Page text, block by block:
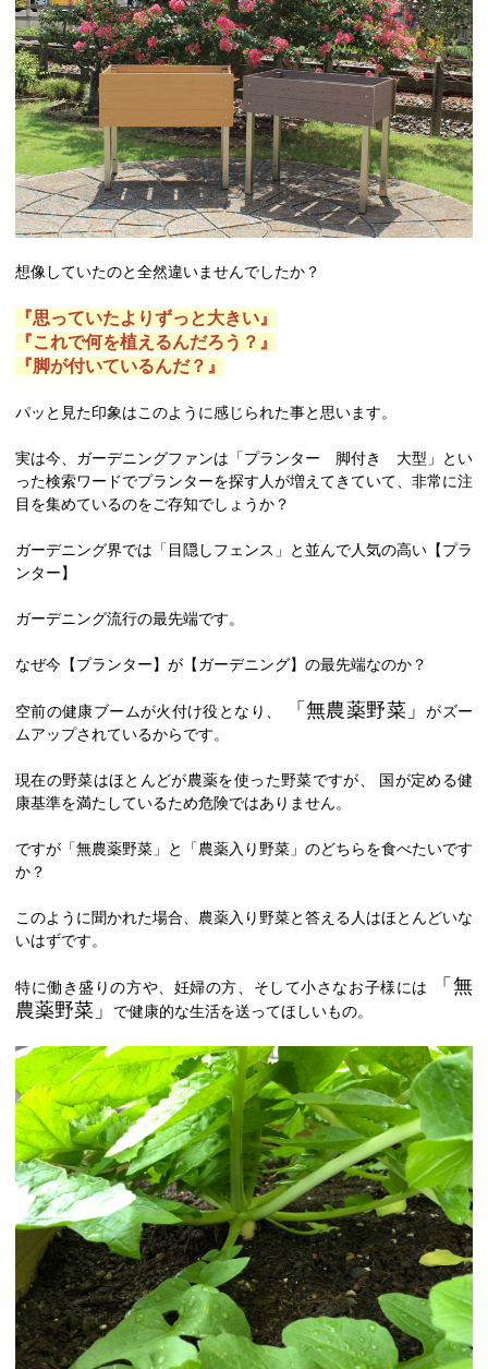
想像していたのと全然違いませんでしたか？
『思っていたよりずっと大きい』
『これで何を植えるんだろう？』
『脚が付いているんだ？』
パッと見た印象はこのように感じられた事と思います。
実は今、ガーデニングファンは「プランター 脚付き 大型」とい
った検索ワードでプランターを探す人が増えてきていて、非常に注
目を集めているのをご存知でしょうか？
ガーデニング界では「目隠しフェンス」と並んで人気の高い【プラ
ンター】
ガーデニング流行の最先端です。
なぜ今【プランター】が【ガーデニング】の最先端なのか？
空前の健康ブームが火付け役となり、 「無農薬野菜」がズー
ムアップされているからです。
現在の野菜はほとんどが農薬を使った野菜ですが、 国が定める健
康基準を満たしているため危険ではありません。
ですが「無農薬野菜」と「農薬入り野菜」のどちらを食べたいです
か？
このように聞かれた場合、農薬入り野菜と答える人はほとんどいな
いはずです。
特に働き盛りの方や、妊婦の方、そして小さなお子様には
「無
農薬野菜」
で健康的な生活を送ってほしいもの。